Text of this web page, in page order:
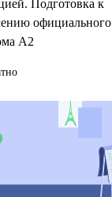
Подготовка к
официального
A2